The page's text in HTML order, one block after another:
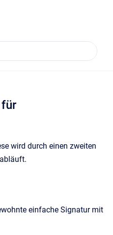
für
wird durch einen zweiten
einfache Signatur mit